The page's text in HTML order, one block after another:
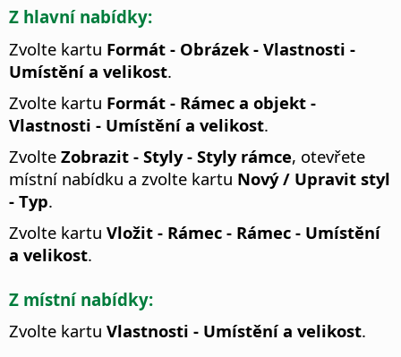
Z hlavní nabídky:
Zvolte kartu Formát - Obrázek - Vlastnosti -
Umístění a velikost.
Zvolte kartu Formát - Rámec a objekt -
Vlastnosti - Umístění a velikost.
Zvolte Zobrazit - Styly - Styly rámce, otevřete
místní nabídku a zvolte kartu Nový / Upravit styl
- Typ.
Zvolte kartu Vložit - Rámec - Rámec - Umístění
a velikost.
Z místní nabídky:
Zvolte kartu Vlastnosti - Umístění a velikost.